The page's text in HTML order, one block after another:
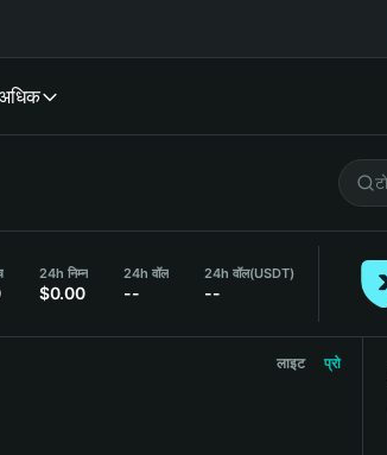
24h निम्न
$0.00
24h वॉल
--
24h वॉल(USDT)
--
लाइट प्रो